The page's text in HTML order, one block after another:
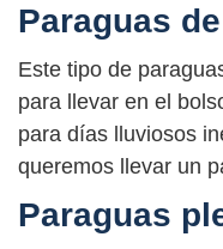
Paraguas
Este tipo de
para llevar en el
para días lluviosos
queremos llevar un
Paraguas